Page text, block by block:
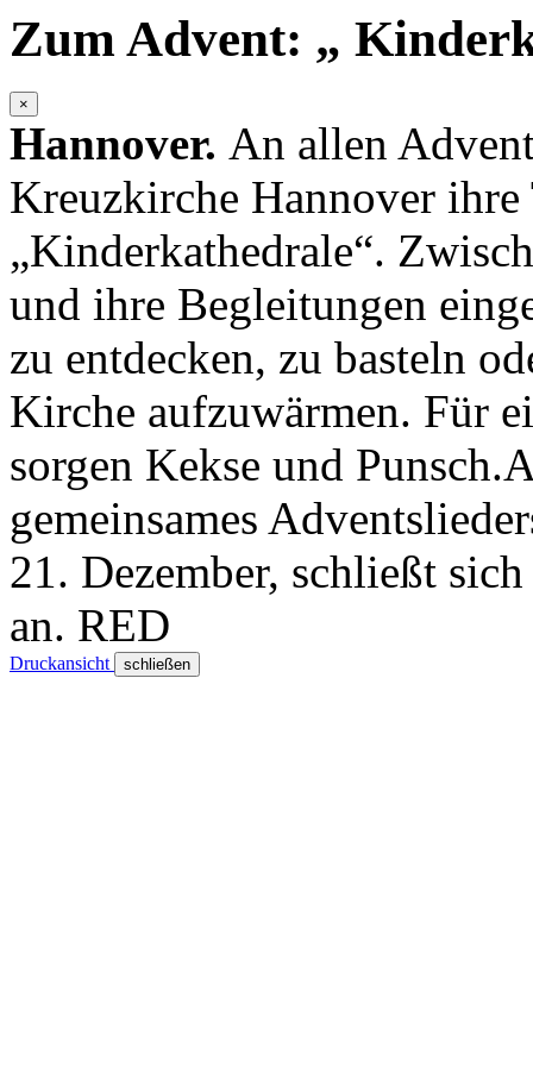
Zum Advent: „
×
Hannover. An allen
Kreuzkirche Hannover
„Kinderkathedrale“.
und ihre Begleitungen
zu entdecken, zu basteln
Kirche aufzuwärmen. Für
sorgen Kekse und
gemeinsames
21. Dezember, schließt
an. RED
Druckansicht schließen